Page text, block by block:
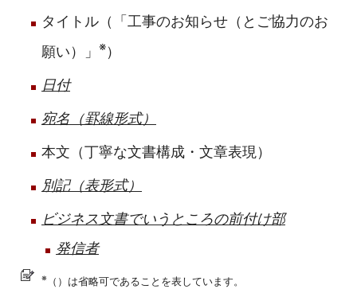
タイトル（「工事のお知らせ（とご協力のお
願い）」 ※）
日付
宛名（罫線形式）
本文（丁寧な文書構成・文章表現）
別記（表形式）
ビジネス文書でいうところの前付け部
発信者
※ （）は省略可であることを表しています。